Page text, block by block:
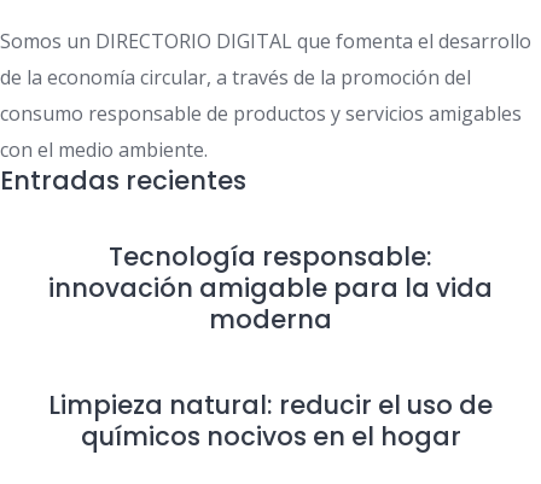
Somos un DIRECTORIO DIGITAL que fomenta el desarrollo
de la economía circular, a través de la promoción del
consumo responsable de productos y servicios amigables
con el medio ambiente.
Entradas recientes
Tecnología responsable:
innovación amigable para la vida
moderna
Limpieza natural: reducir el uso de
químicos nocivos en el hogar